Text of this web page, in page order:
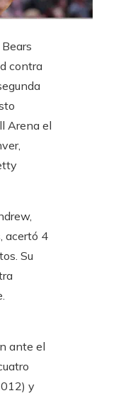
contra
Arena el
acertó 4
Su
ante el
y